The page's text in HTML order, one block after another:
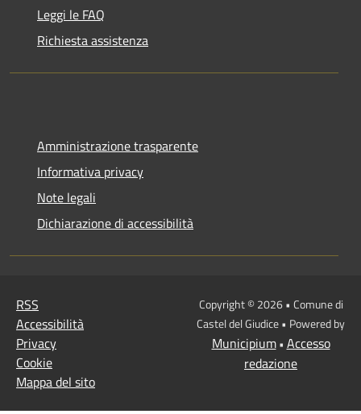
Leggi le FAQ
Richiesta assistenza
Amministrazione trasparente
Informativa privacy
Note legali
Dichiarazione di accessibilità
RSS
Accessibilità
Privacy
Cookie
Mappa del sito
Copyright © 2026 • Comune di
Castel del Giudice • Powered by
Municipium• Accesso
redazione